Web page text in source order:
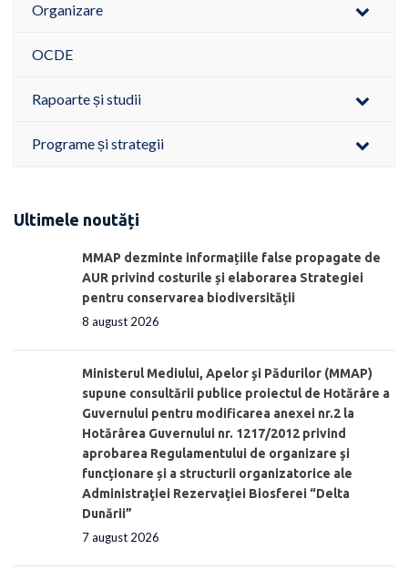
Organizare
OCDE
Rapoarte și studii
Programe și strategii
Ultimele noutăți
MMAP dezminte informațiile false propagate de
AUR privind costurile și elaborarea Strategiei
pentru conservarea biodiversității
8 august 2026
Ministerul Mediului, Apelor şi Pădurilor (MMAP)
supune consultării publice proiectul de Hotărâre a
Guvernului pentru modificarea anexei nr.2 la
Hotărârea Guvernului nr. 1217/2012 privind
aprobarea Regulamentului de organizare şi
funcționare și a structurii organizatorice ale
Administraţiei Rezervaţiei Biosferei “Delta
Dunării”
7 august 2026